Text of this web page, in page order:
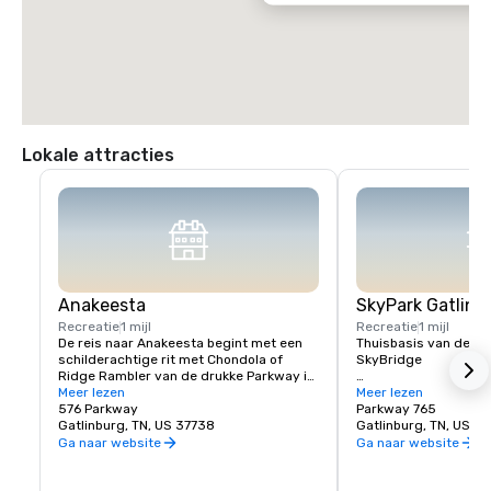
Lokale attracties
Anakeesta
Recreatie1 mijl
De reis naar Anakeesta begint met een
schilderachtige rit met Chondola of
Ridge Rambler van de drukke Parkway in
het centrum van Gatlinburg naar de top
van Anakeesta Mountain. Hier betreden
gasten een wereld van eigenzinnigheid
en ontdekken ze avonturen in de
Meer lezen
576 Parkway
Gatlinburg, TN, US 37738
Ga naar website
SkyPark
Recreatie1 mijl
Thuisbasis van de
SkyBridge
Door Tripadvisor
beste uitkijkpost in
De Gatlinburg
Meer lezen
Parkway 765
Gatlinburg, TN, US
Ga naar website